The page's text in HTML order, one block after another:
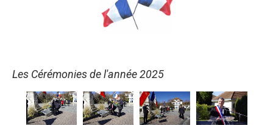
Les Cérémonies de l'année 2025